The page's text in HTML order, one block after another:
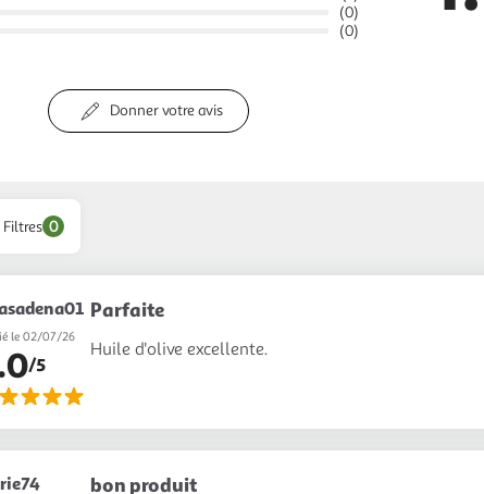
(0)
(0)
Donner votre avis
Filtres 0
le 02/07/26
/5
Parfaite
Huile d'olive excellente.
bon produit